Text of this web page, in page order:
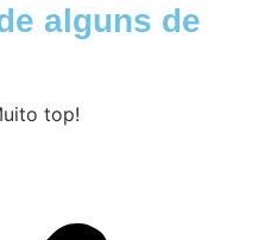
alguns de
top!